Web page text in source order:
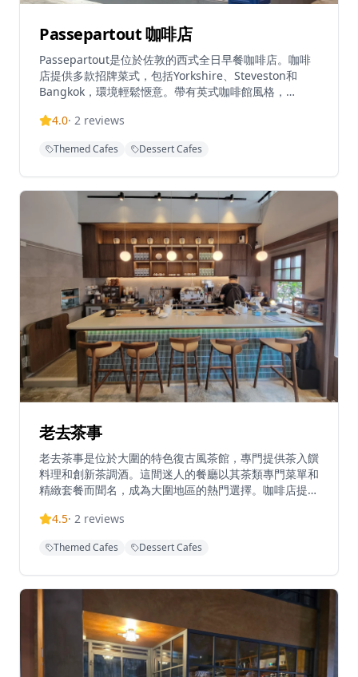
Passepartout 咖啡店
Passepartout是位於佐敦的西式全日早餐咖啡店。咖啡
店提供多款招牌菜式，包括Yorkshire、Steveston和
Bangkok，環境輕鬆愜意。帶有英式咖啡館風格，
地點。餐廳在Tripadvisor上獲得3.8/5的評分，以其平日
4.0· 2 reviews
Themed Cafes Dessert Cafes
老去茶事
老去茶事是位於大圍的特色復古風茶館，專門提供茶入饌
料理和創新茶調酒。這間迷人的餐廳以其茶類專門菜單和
精緻套餐而聞名，成為大圍地區的熱門選擇。咖啡店提供
酒套餐，每套包含特調飲品、茶品和配搭小食，均經精心
21:00，提供堂食和外賣服務，是享受悠閒下午茶時光的
雞胸肉、先苦後甜鍋煮奶茶、重焙烏龍茶卷蛋等特色料
理。
4.5· 2 reviews
Themed Cafes Dessert Cafes